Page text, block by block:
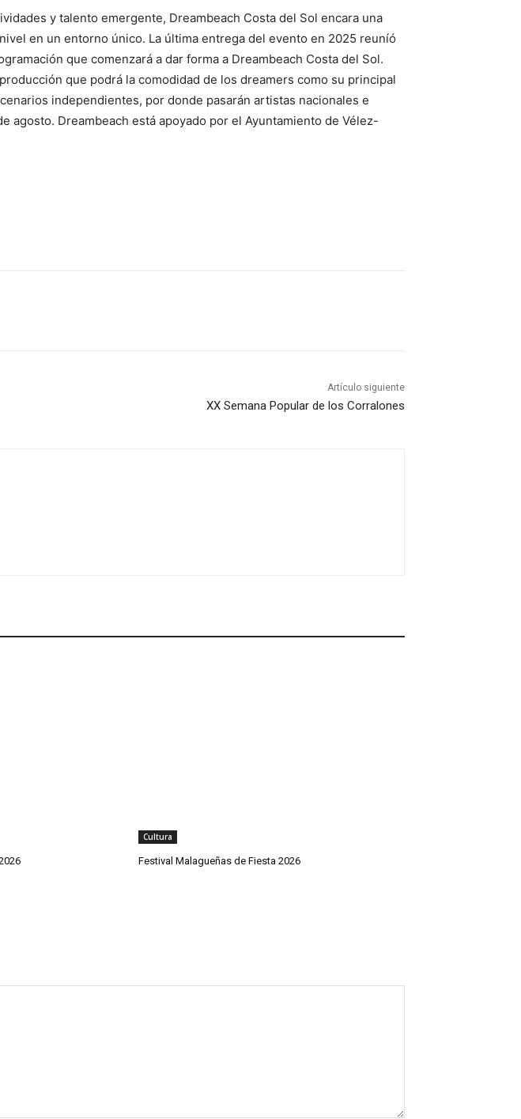
y talento emergente, Dreambeach Costa del Sol encara una
en un entorno único. La última entrega del evento en 2025 reuníó
que comenzará a dar forma a Dreambeach Costa del Sol.
que podrá la comodidad de los dreamers como su principal
independientes, por donde pasarán artistas nacionales e
agosto. Dreambeach está apoyado por el Ayuntamiento de Vélez-
Artículo siguiente
XX Semana Popular de los Corralones
Cultura
Festival Malagueñas de Fiesta 2026